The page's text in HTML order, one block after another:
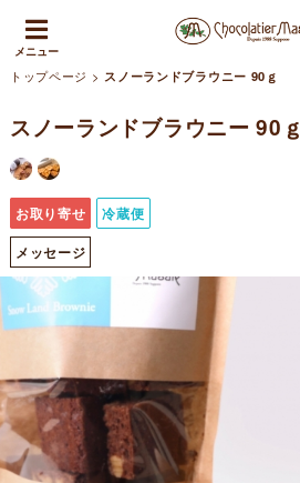
メニュー
トップページ > スノーランドブラウニー 90ｇ
スノーランドブラウニー 90ｇ
お取り寄せ
冷蔵便
メッセージ